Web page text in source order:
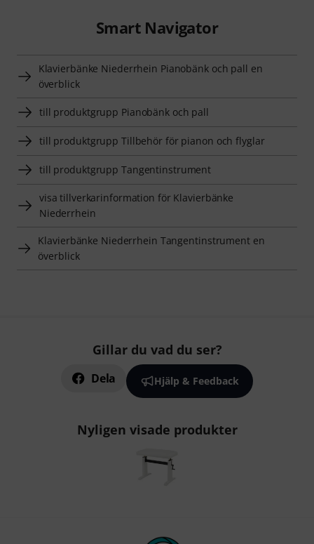
Smart Navigator
Klavierbänke Niederrhein Pianobänk och pall en
överblick
till produktgrupp Pianobänk och pall
till produktgrupp Tillbehör för pianon och flyglar
till produktgrupp Tangentinstrument
visa tillverkarinformation för Klavierbänke
Niederrhein
Klavierbänke Niederrhein Tangentinstrument en
överblick
Gillar du vad du ser?
Dela Hjälp & Feedback
Nyligen visade produkter